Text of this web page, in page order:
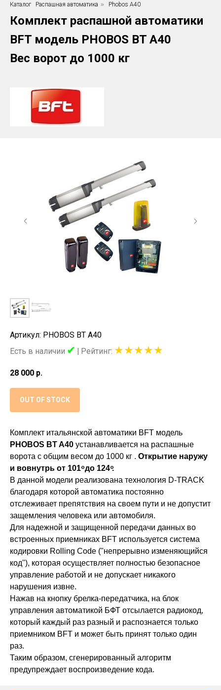
Каталог Распашная автоматика » Phobos A40
Комплект распашной автоматики
BFT модель PHOBOS BT A40
Вес ворот до 1000 кг
Артикул: PHOBOS BT A40
Есть в наличии ✔ | Рейтинг: ★★★★★
28 000 р.
OUT OF STOCK
Комплект итальянской автоматики BFT модель
PHOBOS BT A40 устанавливается на распашные
ворота с общим весом до 1000 кг . Открытие наружу
и вовнутрь от 101 ͦ до 124 ͦ.
В данной модели реализована технология D-TRACK
благодаря которой автоматика постоянно
отслеживает препятствия на своем пути и не допустит
защемления человека или автомобиля.
Для надежной и защищенной передачи данных во
встроенных приемниках BFT используется система
кодировки Rolling Code ("непрерывно изменяющийся
код"), которая осуществляет полностью безопасное
управление работой и не допускает никакого
нарушения извне.
Нажав на кнопку брелка-передатчика, на блок
управления автоматикой БФТ отсылается радиокод,
который каждый раз разный и распознается только
приемником BFT и может быть принят только один
раз.
Таким образом, сгенерированный алгоритм
предупреждает воспроизведение кода.